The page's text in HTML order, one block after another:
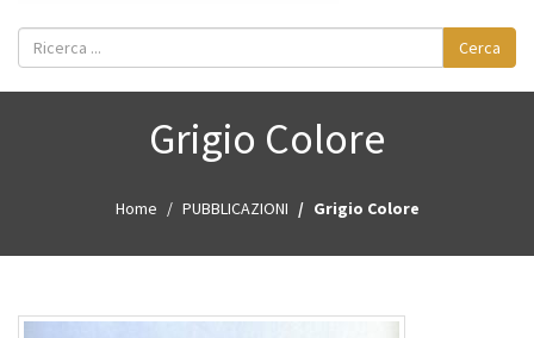
Cerca
Grigio Colore
Home PUBBLICAZIONI Grigio Colore